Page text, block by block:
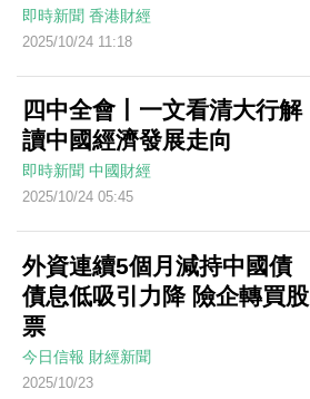
即時新聞 香港財經
2025/10/24 11:18
四中全會丨一文看清大行解
讀中國經濟發展走向
即時新聞 中國財經
2025/10/24 05:45
外資連續5個月減持中國債
債息低吸引力降 險企轉買股
票
今日信報 財經新聞
2025/10/23